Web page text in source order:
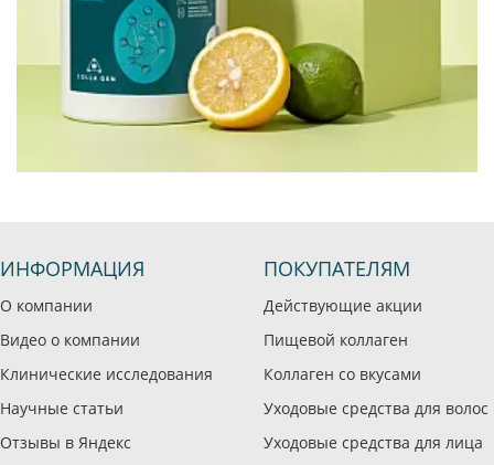
ИНФОРМАЦИЯ
О компании
Видео о компании
Клинические исследования
Научные статьи
Отзывы в Яндекс
ПОКУПАТЕЛЯМ
Действующие акции
Пищевой коллаген
Коллаген со вкусами
Уходовые средства для волос
Уходовые средства для лица